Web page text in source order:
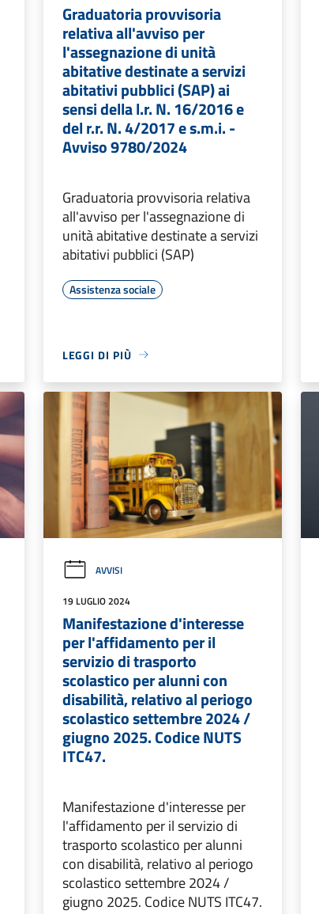
Graduatoria provvisoria
relativa all'avviso per
l'assegnazione di unità
abitative destinate a servizi
abitativi pubblici (SAP) ai
sensi della l.r. N. 16/2016 e
del r.r. N. 4/2017 e s.m.i. -
Avviso 9780/2024
Graduatoria provvisoria relativa
all'avviso per l'assegnazione di
unità abitative destinate a servizi
abitativi pubblici (SAP)
Assistenza sociale
LEGGI DI PIÙ
AVVISI
19 LUGLIO 2024
Manifestazione d'interesse
per l'affidamento per il
servizio di trasporto
scolastico per alunni con
disabilità, relativo al periogo
scolastico settembre 2024 /
giugno 2025. Codice NUTS
ITC47.
Manifestazione d'interesse per
l'affidamento per il servizio di
trasporto scolastico per alunni
con disabilità, relativo al periogo
scolastico settembre 2024 /
giugno 2025. Codice NUTS ITC47.